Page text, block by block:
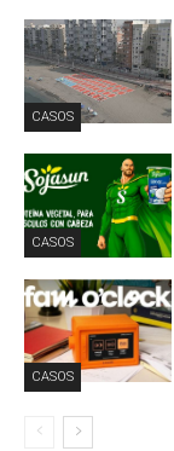
CASOS
CASOS
CASOS